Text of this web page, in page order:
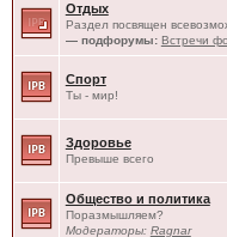
Отдых
Раздел посвящен
— подфорумы: Встречи
Спорт
Ты - мир!
Здоровье
Превыше всего
Общество и политика
Поразмышляем?
Модераторы: Ragnar